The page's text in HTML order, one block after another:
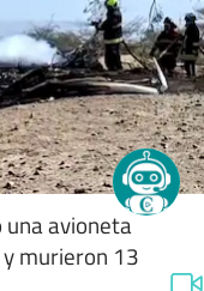
una avioneta
murieron 13